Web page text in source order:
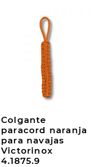
Colgante
paracord naranja
para navajas
Victorinox
4.1875.9